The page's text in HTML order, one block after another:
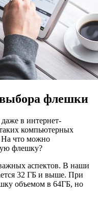
флешки
в интернет-
компьютерных
На что можно
флешку?
аспектов. В наши
32 ГБ и выше. При
объемом в 64ГБ, но